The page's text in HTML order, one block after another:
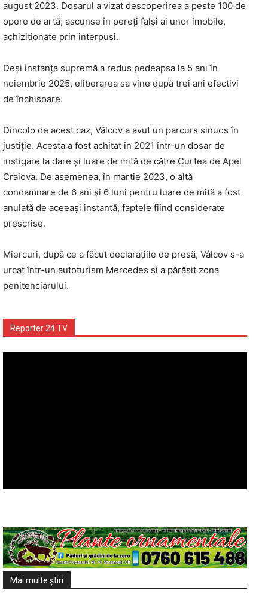
august 2023. Dosarul a vizat descoperirea a peste 100 de
opere de artă, ascunse în pereți falși ai unor imobile,
achiziționate prin interpuși.
Deși instanța supremă a redus pedeapsa la 5 ani în
noiembrie 2025, eliberarea sa vine după trei ani efectivi
de închisoare.
Dincolo de acest caz, Vâlcov a avut un parcurs sinuos în
justiție. Acesta a fost achitat în 2021 într-un dosar de
instigare la dare și luare de mită de către Curtea de Apel
Craiova. De asemenea, în martie 2023, o altă
condamnare de 6 ani și 6 luni pentru luare de mită a fost
anulată de aceeași instanță, faptele fiind considerate
prescrise.
Miercuri, după ce a făcut declarațiile de presă, Vâlcov s-a
urcat într-un autoturism Mercedes și a părăsit zona
penitenciarului.
Reporter 24 TV
Mai multe ştiri